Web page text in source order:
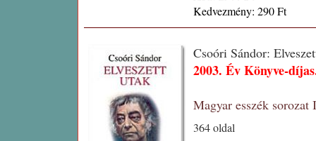
Kedvezmény: 290 Ft
Csoóri Sándor:
2003. Év Könyve-
Magyar esszék sorozat
364 oldal